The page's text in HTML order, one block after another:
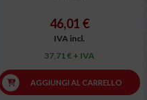
46,01 €
IVA incl.
37,71 € + IVA
AGGIUNGI AL CARRELLO